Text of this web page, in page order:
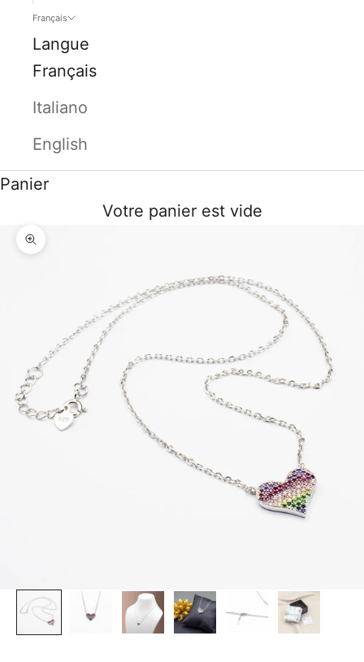
Français
Langue
Français
Italiano
English
Panier
Votre panier est vide
Zoomer sur l'image